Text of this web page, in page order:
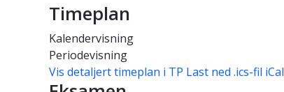
Timeplan
Kalendervisning
Periodevisning
Vis detaljert timeplan i TP Last ned .ics-fil iCal